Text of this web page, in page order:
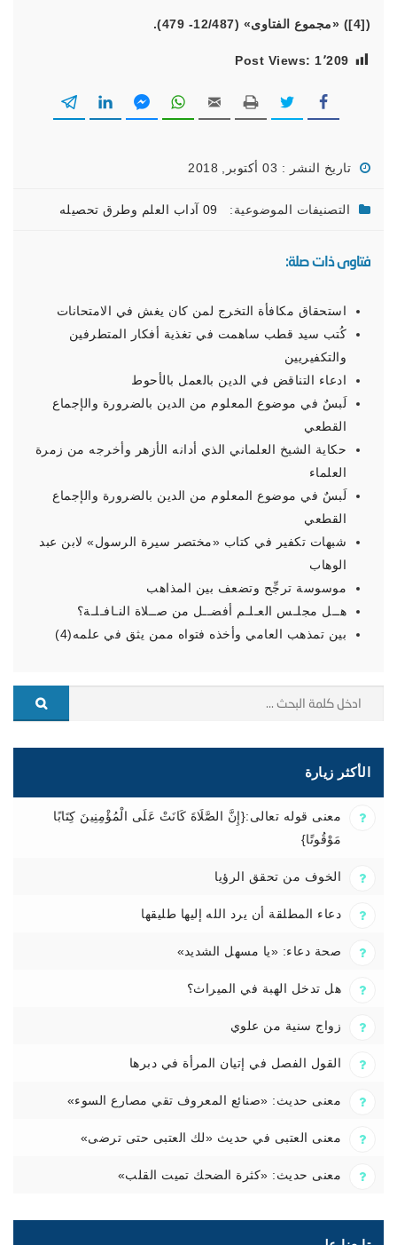
([4]) «مجموع الفتاوى» (12/487- 479).
Post Views: 1٬209
تاريخ النشر : 03 أكتوبر, 2018
التصنيفات الموضوعية: 09 آداب العلم وطرق تحصيله
فتاوى ذات صلة:
استحقاق مكافأة التخرج لمن كان يغش في الامتحانات
كُتب سيد قطب ساهمت في تغذية أفكار المتطرفين
والتكفيريين
ادعاء التناقض في الدين بالعمل بالأحوط
لَبسٌ في موضوع المعلوم من الدين بالضرورة والإجماع
القطعي
حكاية الشيخ العلماني الذي أدانه الأزهر وأخرجه من زمرة
العلماء
لَبسٌ في موضوع المعلوم من الدين بالضرورة والإجماع
القطعي
شبهات تكفير في كتاب «مختصر سيرة الرسول» لابن عبد
الوهاب
موسوسة ترجِّح وتضعف بين المذاهب
هــل مجلـس العـلـم أفضــل من صــلاة النـافـلـة؟
بين تمذهب العامي وأخذه فتواه ممن يثق في علمه(4)
الأكثر زيارة
معنى قوله تعالى:{إِنَّ الصَّلَاةَ كَانَتْ عَلَى الْمُؤْمِنِينَ كِتَابًا
مَوْقُوتًا}
الخوف من تحقق الرؤيا
دعاء المطلقة أن يرد الله إليها طليقها
صحة دعاء: «يا مسهل الشديد»
هل تدخل الهبة في الميراث؟
زواج سنية من علوي
القول الفصل في إتيان المرأة في دبرها
معنى حديث: «صنائع المعروف تقي مصارع السوء»
معنى العتبى في حديث «لك العتبى حتى ترضى»
معنى حديث: «كثرة الضحك تميت القلب»